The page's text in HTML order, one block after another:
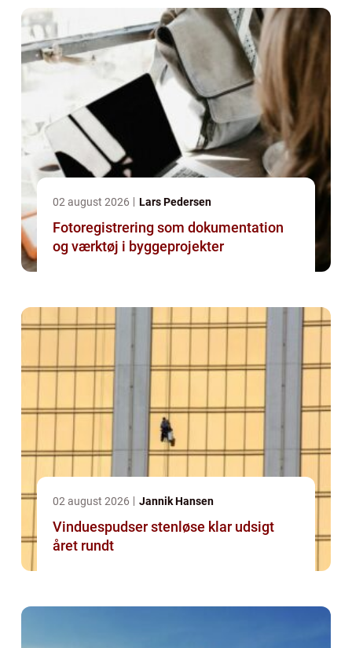
02 august 2026 Lars Pedersen
Fotoregistrering som dokumentation
og værktøj i byggeprojekter
02 august 2026 Jannik Hansen
Vinduespudser stenløse klar udsigt
året rundt